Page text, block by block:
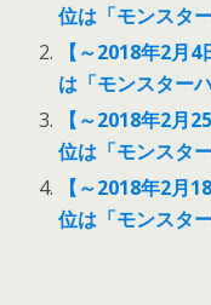
位は「モンスタ
【～2018年2月
は「モンスター
【～2018年2月
位は「モンスタ
【～2018年2月
位は「モンスタ